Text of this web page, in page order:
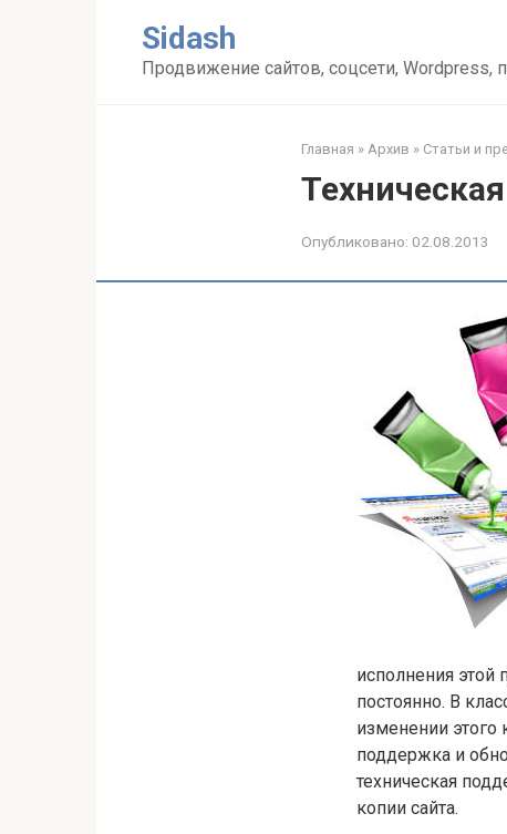
Sidash
Продвижение сайтов, соцсети, Wordpress,
Главная » Архив » Статьи и
Опубликовано: 02.08.2013
исполнения этой
постоянно. В
изменении этого
поддержка и
техническая
копии сайта.